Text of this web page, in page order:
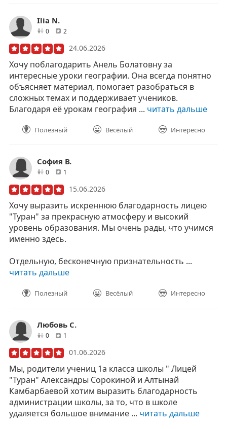
Ilia N.
0друзей
2
24.06.2026
Хочу поблагодарить Анель Болатовну за
интересные уроки географии. Она всегда понятно
объясняет материал, помогает разобраться в
сложных темах и поддерживает учеников.
Благодаря её урокам география ... читать дальше
Полезный Весёлый Интересно
София В.
0друзей1
15.06.2026
Хочу выразить искреннюю благодарность лицею
"Туран" за прекрасную атмосферу и высокий
уровень образования. Мы очень рады, что учимся
именно здесь.
Отдельную, бесконечную признательность ...
читать дальше
Полезный Весёлый Интересно
Любовь С.
0друзей1
01.06.2026
Мы, родители учениц 1а класса школы " Лицей
"Туран" Александры Сорокиной и Алтынай
Камбарбаевой хотим выразить благодарность
администрации школы, за то, что в школе
удаляется большое внимание ... читать дальше